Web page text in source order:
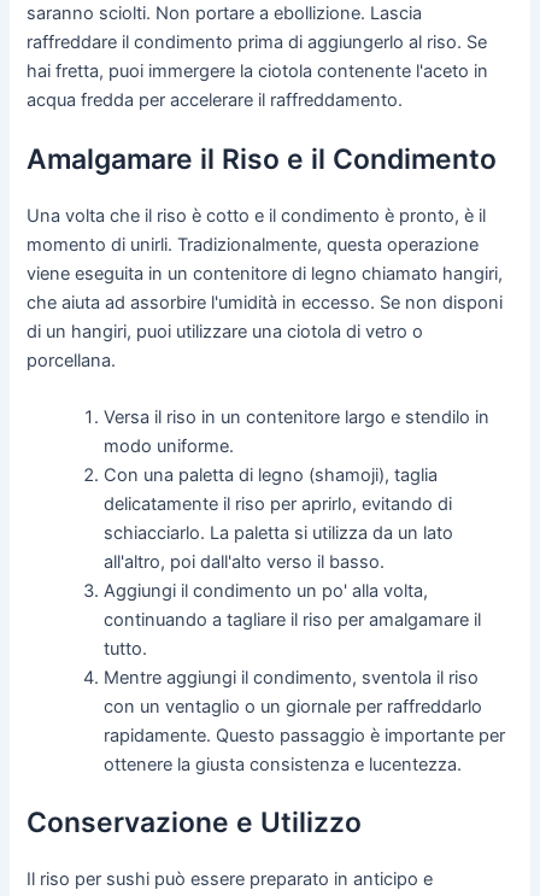
saranno sciolti. Non portare a ebollizione. Lascia
raffreddare il condimento prima di aggiungerlo al riso. Se
hai fretta, puoi immergere la ciotola contenente l'aceto in
acqua fredda per accelerare il raffreddamento.
Amalgamare il Riso e il Condimento
Una volta che il riso è cotto e il condimento è pronto, è il
momento di unirli. Tradizionalmente, questa operazione
viene eseguita in un contenitore di legno chiamato hangiri,
che aiuta ad assorbire l'umidità in eccesso. Se non disponi
di un hangiri, puoi utilizzare una ciotola di vetro o
porcellana.
Versa il riso in un contenitore largo e stendilo in
modo uniforme.
Con una paletta di legno (shamoji), taglia
delicatamente il riso per aprirlo, evitando di
schiacciarlo. La paletta si utilizza da un lato
all'altro, poi dall'alto verso il basso.
Aggiungi il condimento un po' alla volta,
continuando a tagliare il riso per amalgamare il
tutto.
Mentre aggiungi il condimento, sventola il riso
con un ventaglio o un giornale per raffreddarlo
rapidamente. Questo passaggio è importante per
ottenere la giusta consistenza e lucentezza.
Conservazione e Utilizzo
Il riso per sushi può essere preparato in anticipo e